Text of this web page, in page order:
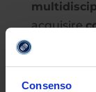
Consenso
acquisire